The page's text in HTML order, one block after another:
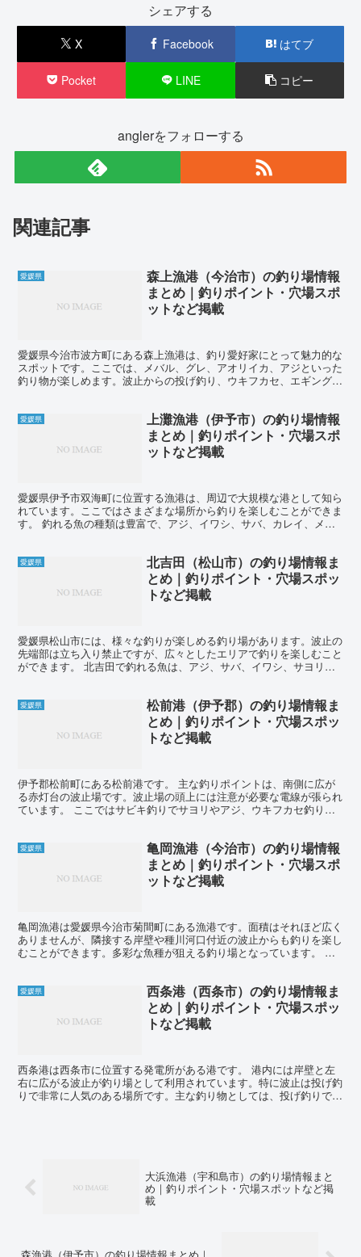
シェアする
X Facebook はてブ
Pocket LINE コピー
anglerをフォローする
関連記事
愛媛県
森上漁港（今治市）の釣り場情報
まとめ｜釣りポイント・穴場スポ
ットなど掲載
愛媛県今治市波方町にある森上漁港は、釣り愛好家にとって魅力的な
スポットです。ここでは、メバル、グレ、アオリイカ、アジといった
釣り物が楽しめます。波止からの投げ釣り、ウキフカセ、エギングな
愛媛県
上灘漁港（伊予市）の釣り場情報
まとめ｜釣りポイント・穴場スポ
ットなど掲載
愛媛県伊予市双海町に位置する漁港は、周辺で大規模な港として知ら
れています。ここではさまざまな場所から釣りを楽しむことができま
す。 釣れる魚の種類は豊富で、アジ、イワシ、サバ、カレイ、メバ
愛媛県
北吉田（松山市）の釣り場情報ま
とめ｜釣りポイント・穴場スポッ
トなど掲載
愛媛県松山市には、様々な釣りが楽しめる釣り場があります。波止の
先端部は立ち入り禁止ですが、広々としたエリアで釣りを楽しむこと
ができます。 北吉田で釣れる魚は、アジ、サバ、イワシ、サヨリ、
愛媛県
松前港（伊予郡）の釣り場情報ま
とめ｜釣りポイント・穴場スポッ
トなど掲載
伊予郡松前町にある松前港です。 主な釣りポイントは、南側に広が
る赤灯台の波止場です。波止場の頭上には注意が必要な電線が張られ
ています。 ここではサビキ釣りでサヨリやアジ、ウキフカセ釣りで
愛媛県
亀岡漁港（今治市）の釣り場情報
まとめ｜釣りポイント・穴場スポ
ットなど掲載
亀岡漁港は愛媛県今治市菊間町にある漁港です。面積はそれほど広く
ありませんが、隣接する岸壁や種川河口付近の波止からも釣りを楽し
むことができます。多彩な魚種が狙える釣り場となっています。 亀
愛媛県
西条港（西条市）の釣り場情報ま
とめ｜釣りポイント・穴場スポッ
トなど掲載
西条港は西条市に位置する発電所がある港です。 港内には岸壁と左
右に広がる波止が釣り場として利用されています。特に波止は投げ釣
りで非常に人気のある場所です。主な釣り物としては、投げ釣りでの
大浜漁港（宇和島市）の釣り場情報まと
め｜釣りポイント・穴場スポットなど掲
載